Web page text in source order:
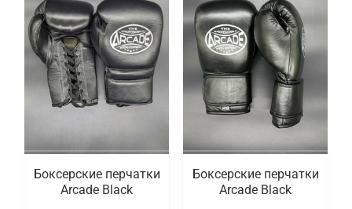
Боксерские перчатки
Arcade Black
Боксерские перчатки
Arcade Black